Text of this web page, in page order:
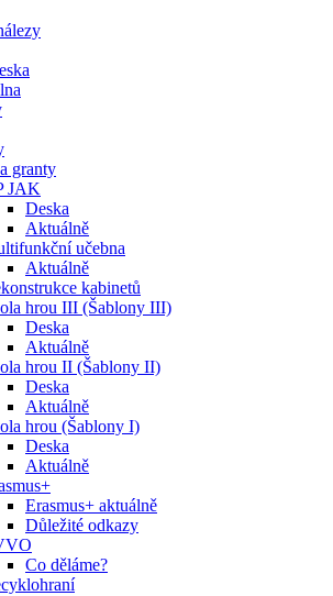
granty
JAK
Deska
Aktuálně
učebna
Aktuálně
kabinetů
hrou III (Šablony III)
Deska
Aktuálně
hrou II (Šablony II)
Deska
Aktuálně
hrou (Šablony I)
Deska
Aktuálně
Erasmus+ aktuálně
Důležité odkazy
Co děláme?